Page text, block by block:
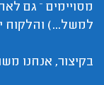
מסויימים – גם
למשל...) והלקוח
בקיצור, אנחנו